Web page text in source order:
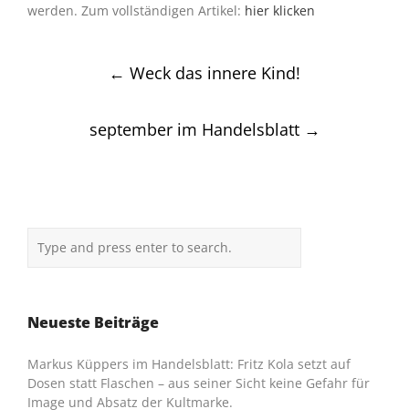
werden. Zum vollständigen Artikel: hier klicken
← Weck das innere Kind!
september im Handelsblatt →
Neueste Beiträge
Markus Küppers im Handelsblatt: Fritz Kola setzt auf
Dosen statt Flaschen – aus seiner Sicht keine Gefahr für
Image und Absatz der Kultmarke.